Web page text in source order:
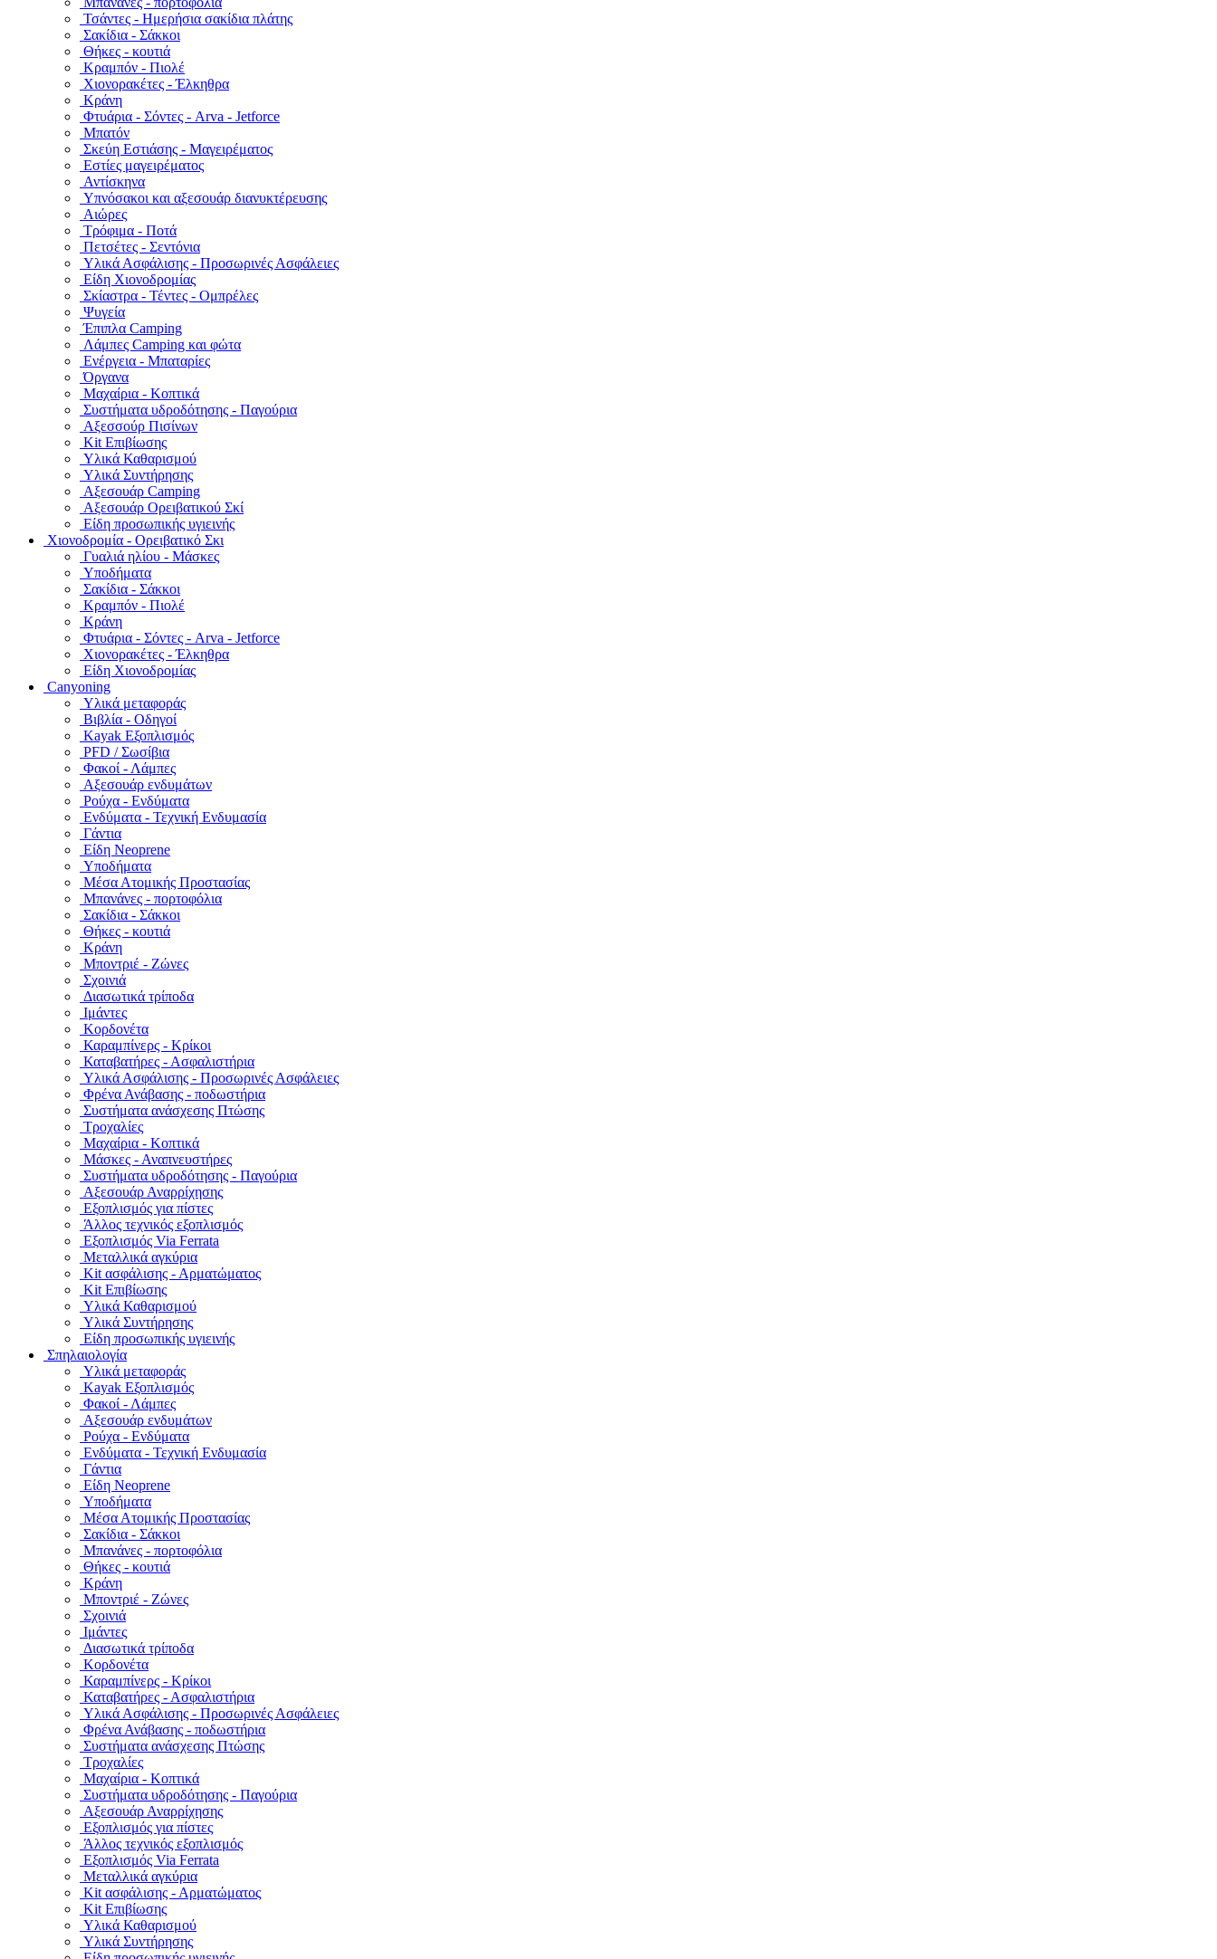
Τσάντες - Ημερήσια σακίδια πλάτης
Σακίδια - Σάκκοι
Θήκες - κουτιά
Κραμπόν - Πιολέ
Χιονορακέτες - Έλκηθρα
Κράνη
Φτυάρια - Σόντες - Arva - Jetforce
Μπατόν
Σκεύη Εστιάσης - Μαγειρέματος
Εστίες μαγειρέματος
Αντίσκηνα
Υπνόσακοι και αξεσουάρ διανυκτέρευσης
Αιώρες
Τρόφιμα - Ποτά
Πετσέτες - Σεντόνια
Υλικά Ασφάλισης - Προσωρινές Ασφάλειες
Είδη Χιονοδρομίας
Σκίαστρα - Τέντες - Ομπρέλες
Ψυγεία
Έπιπλα Camping
Λάμπες Camping και φώτα
Ενέργεια - Μπαταρίες
Όργανα
Μαχαίρια - Κοπτικά
Συστήματα υδροδότησης - Παγούρια
Αξεσσούρ Πισίνων
Kit Επιβίωσης
Υλικά Καθαρισμού
Υλικά Συντήρησης
Αξεσουάρ Camping
Αξεσουάρ Ορειβατικού Σκί
Είδη προσωπικής υγιεινής
Χιονοδρομία - Ορειβατικό Σκι
Γυαλιά ηλίου - Μάσκες
Υποδήματα
Σακίδια - Σάκκοι
Κραμπόν - Πιολέ
Κράνη
Φτυάρια - Σόντες - Arva - Jetforce
Χιονορακέτες - Έλκηθρα
Είδη Χιονοδρομίας
Canyoning
Υλικά μεταφοράς
Βιβλία - Οδηγοί
Kayak Εξοπλισμός
PFD / Σωσίβια
Φακοί - Λάμπες
Αξεσουάρ ενδυμάτων
Ρούχα - Ενδύματα
Ενδύματα - Τεχνική Ενδυμασία
Γάντια
Είδη Neoprene
Υποδήματα
Μέσα Ατομικής Προστασίας
Μπανάνες - πορτοφόλια
Σακίδια - Σάκκοι
Θήκες - κουτιά
Κράνη
Μποντριέ - Ζώνες
Σχοινιά
Διασωτικά τρίποδα
Ιμάντες
Κορδονέτα
Καραμπίνερς - Κρίκοι
Καταβατήρες - Ασφαλιστήρια
Υλικά Ασφάλισης - Προσωρινές Ασφάλειες
Φρένα Ανάβασης - ποδωστήρια
Συστήματα ανάσχεσης Πτώσης
Τροχαλίες
Μαχαίρια - Κοπτικά
Μάσκες - Αναπνευστήρες
Συστήματα υδροδότησης - Παγούρια
Αξεσουάρ Αναρρίχησης
Εξοπλισμός για πίστες
Άλλος τεχνικός εξοπλισμός
Εξοπλισμός Via Ferrata
Μεταλλικά αγκύρια
Kit ασφάλισης - Αρματώματος
Kit Επιβίωσης
Υλικά Καθαρισμού
Υλικά Συντήρησης
Είδη προσωπικής υγιεινής
Σπηλαιολογία
Υλικά μεταφοράς
Kayak Εξοπλισμός
Φακοί - Λάμπες
Αξεσουάρ ενδυμάτων
Ρούχα - Ενδύματα
Ενδύματα - Τεχνική Ενδυμασία
Γάντια
Είδη Neoprene
Υποδήματα
Μέσα Ατομικής Προστασίας
Σακίδια - Σάκκοι
Μπανάνες - πορτοφόλια
Θήκες - κουτιά
Κράνη
Μποντριέ - Ζώνες
Σχοινιά
Ιμάντες
Διασωτικά τρίποδα
Κορδονέτα
Καραμπίνερς - Κρίκοι
Καταβατήρες - Ασφαλιστήρια
Υλικά Ασφάλισης - Προσωρινές Ασφάλειες
Φρένα Ανάβασης - ποδωστήρια
Συστήματα ανάσχεσης Πτώσης
Τροχαλίες
Μαχαίρια - Κοπτικά
Συστήματα υδροδότησης - Παγούρια
Αξεσουάρ Αναρρίχησης
Εξοπλισμός για πίστες
Άλλος τεχνικός εξοπλισμός
Εξοπλισμός Via Ferrata
Μεταλλικά αγκύρια
Kit ασφάλισης - Αρματώματος
Kit Επιβίωσης
Υλικά Καθαρισμού
Υλικά Συντήρησης